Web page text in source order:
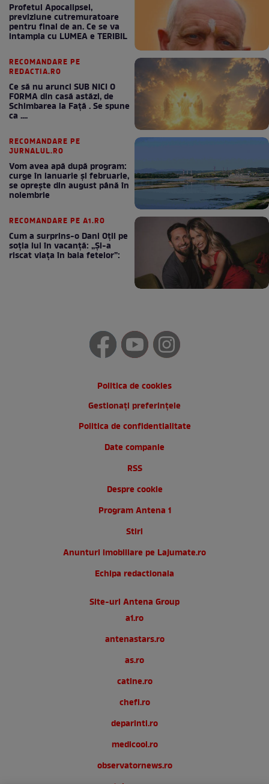
Profetul Apocalipsei,
previziune cutremuratoare
pentru final de an. Ce se va
intampla cu LUMEA e TERIBIL
RECOMANDARE PE
REDACTIA.RO
Ce să nu arunci SUB NICI O
FORMA din casă astăzi, de
Schimbarea la Față . Se spune
ca ....
RECOMANDARE PE
JURNALUL.RO
Vom avea apă după program:
curge în ianuarie și februarie,
se oprește din august până în
noiembrie
RECOMANDARE PE A1.RO
Cum a surprins-o Dani Oțil pe
soția lui în vacanță: „Și-a
riscat viața în baia fetelor”:
Politica de cookies
Gestionați preferințele
Politica de confidentialitate
Date companie
RSS
Despre cookie
Program Antena 1
Stiri
Anunturi imobiliare pe Lajumate.ro
Echipa redactionala
Site-uri Antena Group
a1.ro
antenastars.ro
as.ro
catine.ro
chefi.ro
deparinti.ro
medicool.ro
observatornews.ro